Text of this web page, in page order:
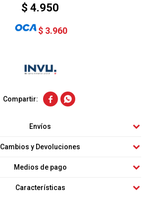
$ 4.950
$ 3.960
 
Envíos
Cambios y Devoluciones
Medios de pago
Características